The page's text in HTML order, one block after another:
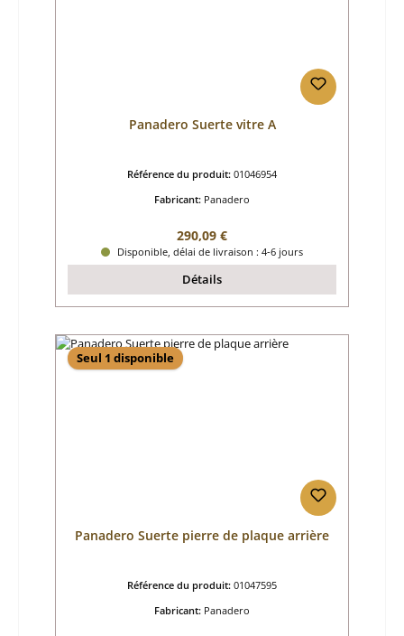
Panadero Suerte vitre A
Référence du produit: 01046954
Fabricant: Panadero
Prix régulier :
290,09 €
Disponible, délai de livraison : 4-6 jours
Détails
Seul 1 disponible
Panadero Suerte pierre de plaque arrière
Référence du produit: 01047595
Fabricant: Panadero